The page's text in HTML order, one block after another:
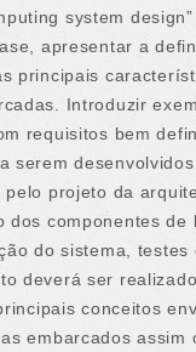
system
apresentar a
principais
Introduzir
requisitos bem
serem
pelo projeto da
dos componentes de
do sistema, testes
deverá ser
conceitos
embarcados assim